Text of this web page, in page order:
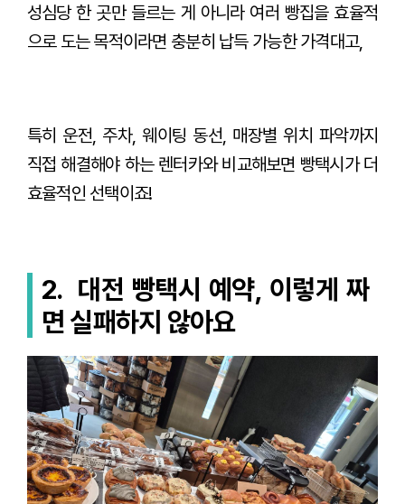
성심당 한 곳만 들르는 게 아니라 여러 빵집을 효율적
으로 도는 목적이라면 충분히 납득 가능한 가격대고,
특히 운전, 주차, 웨이팅 동선, 매장별 위치 파악까지
직접 해결해야 하는 렌터카와 비교해보면 빵택시가 더
효율적인 선택이죠!
2. 대전 빵택시 예약, 이렇게 짜
면 실패하지 않아요